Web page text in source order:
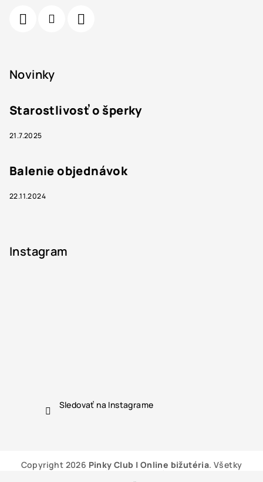
Novinky
Starostlivosť o šperky
21.7.2025
Balenie objednávok
22.11.2024
Instagram
Sledovať na Instagrame
Copyright 2026 Pinky Club | Online bižutéria. Všetky
práva vyhradené.